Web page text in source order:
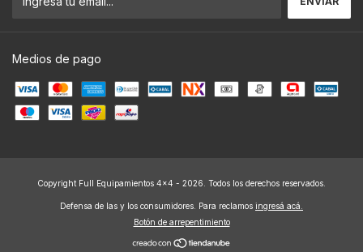
Medios de pago
Copyright Full Equipamientos 4x4 - 2026. Todos los derechos reservados.
Defensa de las y los consumidores. Para reclamos ingresá acá.
Botón de arrepentimiento